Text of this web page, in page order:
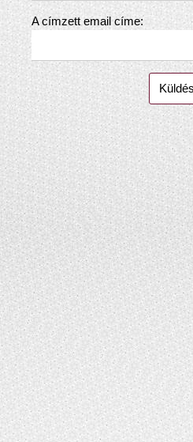
A címzett email címe: